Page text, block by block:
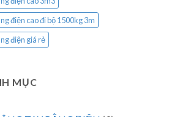
điện cao đi bộ 1500kg 3m
điện giá rẻ
MỤC